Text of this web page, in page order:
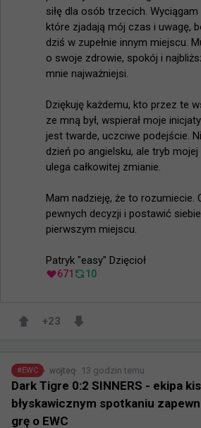
siłę dla osób trzecich.
które zjadają mój czas i uwagę,
dziś w zupełnie innym miejscu.
o swoje zdrowie, spokój i
mnie najważniejsi.
Dziękuję każdemu, kto przez te
ze mną był, wspierał moje
jest twarde, uczciwe podejście.
dzień po angielsku, ale tryb
ulega całkowitej zmianie.
Mam nadzieję, że to rozumiecie.
pewnych decyzji i postawić
pierwszym miejscu.
Patryk "easy" Dzięcioł
671 10
+23
#EWC wojteq 13 godzin temu
Dark Tigre 0:2 SINNERS - ekipa
błyskawicznym spotkaniu
grę o EWC